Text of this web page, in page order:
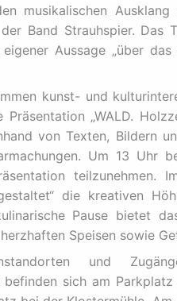
musikalischen
Band Strauhspier.
Aussage „über
kunst- und
Präsentation „WALD.
von Texten, Bildern
Um 13 Uhr
teilzunehmen.
die kreativen
Pause bietet
Speisen sowie
und
befinden sich am